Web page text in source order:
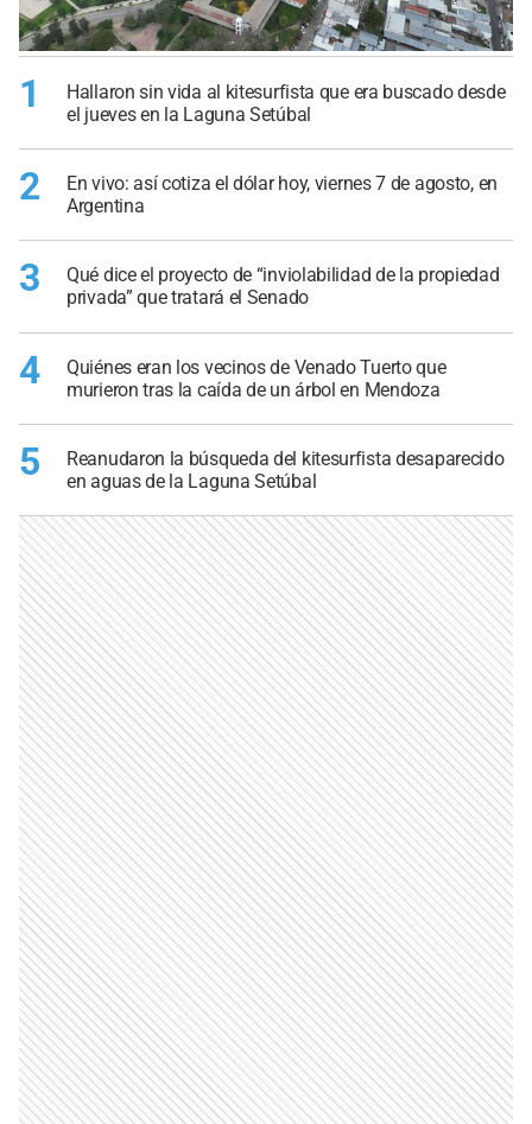
1
Hallaron sin vida al kitesurfista que era buscado desde
el jueves en la Laguna Setúbal
2
En vivo: así cotiza el dólar hoy, viernes 7 de agosto, en
Argentina
3
Qué dice el proyecto de “inviolabilidad de la propiedad
privada” que tratará el Senado
4
Quiénes eran los vecinos de Venado Tuerto que
murieron tras la caída de un árbol en Mendoza
5
Reanudaron la búsqueda del kitesurfista desaparecido
en aguas de la Laguna Setúbal